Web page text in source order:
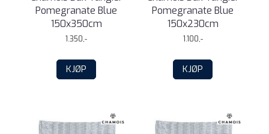
Pomegranate Blue
150x350cm
1.350,-
KJØP
Pomegranate Blue
150x230cm
1.100,-
KJØP